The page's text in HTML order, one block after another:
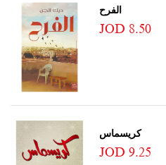
الفرح
JOD 8.50
كريسماس
JOD 9.25